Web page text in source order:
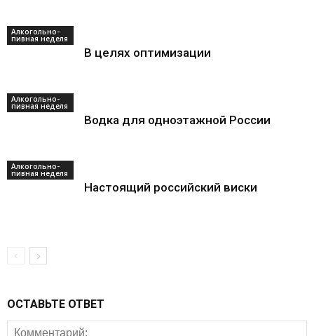
Алкогольно-
пивная неделя
В целях оптимизации
Алкогольно-
пивная неделя
Водка для одноэтажной России
Алкогольно-
пивная неделя
Настоящий российский виски
ОСТАВЬТЕ ОТВЕТ